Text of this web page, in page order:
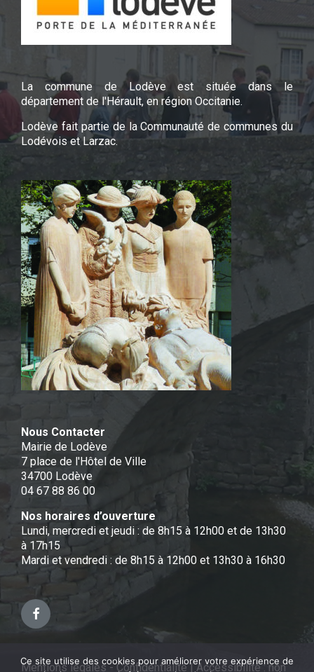
La commune de Lodève est située dans le
département de l'Hérault, en région Occitanie.
Lodève fait partie de la Communauté de communes du
Lodévois et Larzac.
Nous Contacter
Mairie de Lodève
7 place de l'Hôtel de Ville
34700 Lodève
04 67 88 86 00
Nos horaires d’ouverture
Lundi, mercredi et jeudi : de 8h15 à 12h00 et de 13h30
à 17h15
Mardi et vendredi : de 8h15 à 12h00 et 13h30 à 16h30
Facebook
Mentions légales - Confidentialité|Accessibilité : non
Ce site utilise des cookies pour améliorer votre expérience de